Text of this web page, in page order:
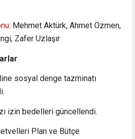
Mehmet Aktürk, Ahmet Özmen,
Zafer Uzlaşır
sosyal denge tazminatı
izin bedelleri güncellendi.
Plan ve Bütçe